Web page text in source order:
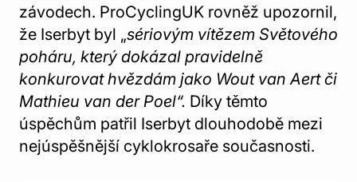
závodech. ProCyclingUK rovněž upozornil,
že Iserbyt byl „sériovým vítězem Světového
poháru, který dokázal pravidelně
konkurovat hvězdám jako Wout van Aert či
Mathieu van der Poel“. Díky těmto
úspěchům patřil Iserbyt dlouhodobě mezi
nejúspěšnější cyklokrosaře současnosti.